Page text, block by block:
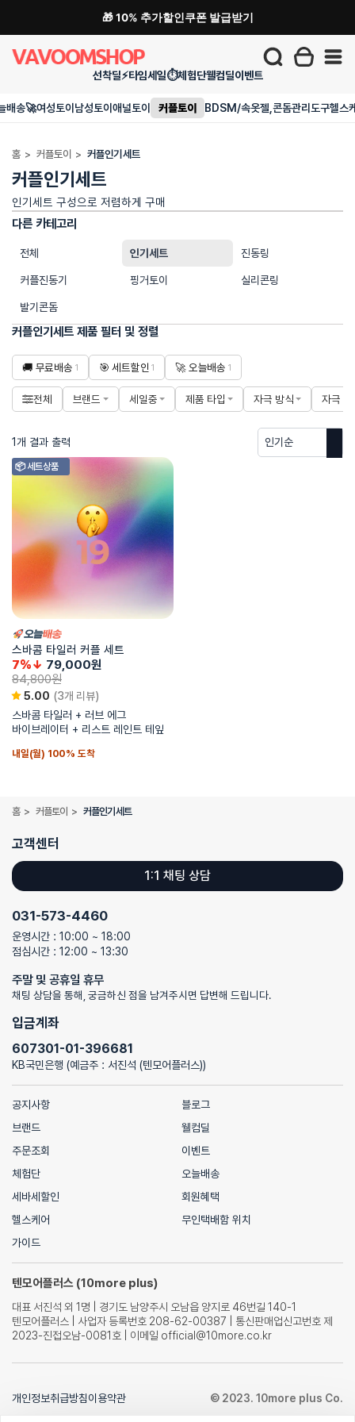
🎁 10% 추가할인쿠폰 발급받기
선착딜⚡타임세일⏱️체험단웰컴딜이벤트
배송🚀여성토이 남성토이 애널토이 커플토이 BDSM/속옷젤,콘돔관리도구헬스
홈 > 커플토이 > 커플인기세트
커플인기세트
인기세트 구성으로 저렴하게 구매
다른 카테고리
전체 인기세트 진동링
커플진동기 핑거토이 실리콘링
발기콘돔
커플인기세트 제품 필터 및 정렬
🚚 무료배송 1 🎯 세트할인 1 🚀 오늘배송 1
전체 브랜드 세일중 제품 타입 자극 방식 자극 부
1개 결과 출력
📦 세트상품
내일(월) 100% 도착
스바콤 타일러 커플 세트
7%↓ 79,000원
84,800원
5.00 (3개 리뷰)
스바콤 타일러 + 러브 에그
바이브레이터 + 리스트 레인트 테잎
홈> 커플토이 > 커플인기세트
고객센터
1:1 채팅 상담
031-573-4460
운영시간 : 10:00 ~ 18:00
점심시간 : 12:00 ~ 13:30
주말 및 공휴일 휴무
채팅 상담을 통해, 궁금하신 점을 남겨주시면 답변해 드립니다.
입금계좌
607301-01-396681
KB국민은행 (예금주 : 서진석 (텐모어플러스))
공지사항
블로그
브랜드
웰컴딜
주문조회
이벤트
체험단
오늘배송
세바세할인
회원혜택
헬스케어
무인택배함 위치
가이드
텐모어플러스 (10more plus)
대표 서진석 외 1명 | 경기도 남양주시 오남읍 양지로 46번길 140-1
텐모어플러스 | 사업자 등록번호 208-62-00387 | 통신판매업신고번호 제
2023-진접오남-0081호 | 이메일 official@10more.co.kr
개인정보취급방침이용약관 © 2023. 10more plus Co.